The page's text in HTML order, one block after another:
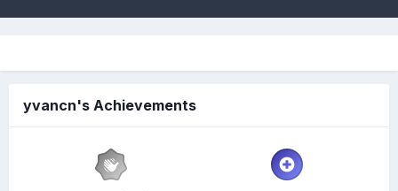
yvancn's Achievements